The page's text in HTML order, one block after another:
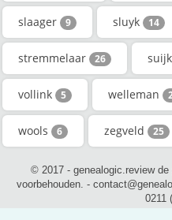
slaager 9 sluyk 14
stremmelaar 26
vollink 5 welleman
wools 6 zegveld 25
© 2017 - genealogic.review
voorbehouden. -
0211